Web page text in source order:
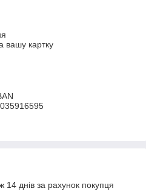
вашу картку
днів за рахунок покупця